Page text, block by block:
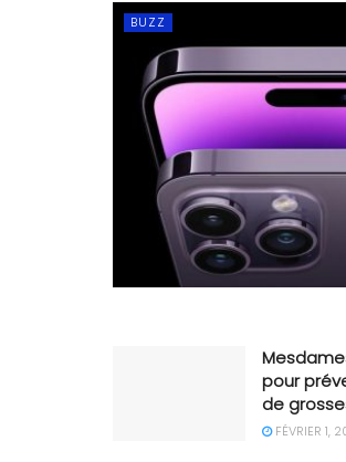
BUZZ
pour
de
FÉVRIER 1,